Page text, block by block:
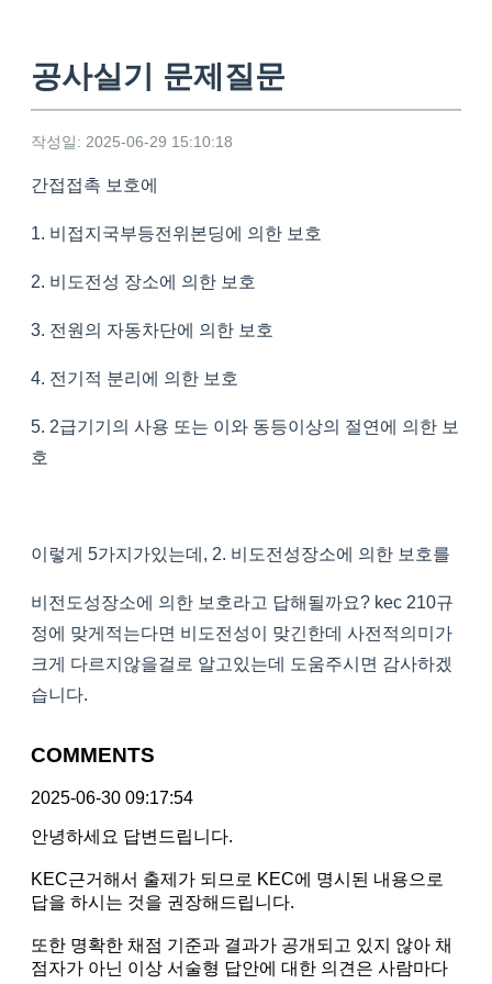
공사실기 문제질문
작성일: 2025-06-29 15:10:18
간접접촉 보호에
1. 비접지국부등전위본딩에 의한 보호
2. 비도전성 장소에 의한 보호
3. 전원의 자동차단에 의한 보호
4. 전기적 분리에 의한 보호
5. 2급기기의 사용 또는 이와 동등이상의 절연에 의한 보
호
이렇게 5가지가있는데, 2. 비도전성장소에 의한 보호를
비전도성장소에 의한 보호라고 답해될까요? kec 210규
정에 맞게적는다면 비도전성이 맞긴한데 사전적의미가
크게 다르지않을걸로 알고있는데 도움주시면 감사하겠
습니다.
COMMENTS
2025-06-30 09:17:54
안녕하세요 답변드립니다.
KEC근거해서 출제가 되므로 KEC에 명시된 내용으로
답을 하시는 것을 권장해드립니다.
또한 명확한 채점 기준과 결과가 공개되고 있지 않아 채
점자가 아닌 이상 서술형 답안에 대한 의견은 사람마다